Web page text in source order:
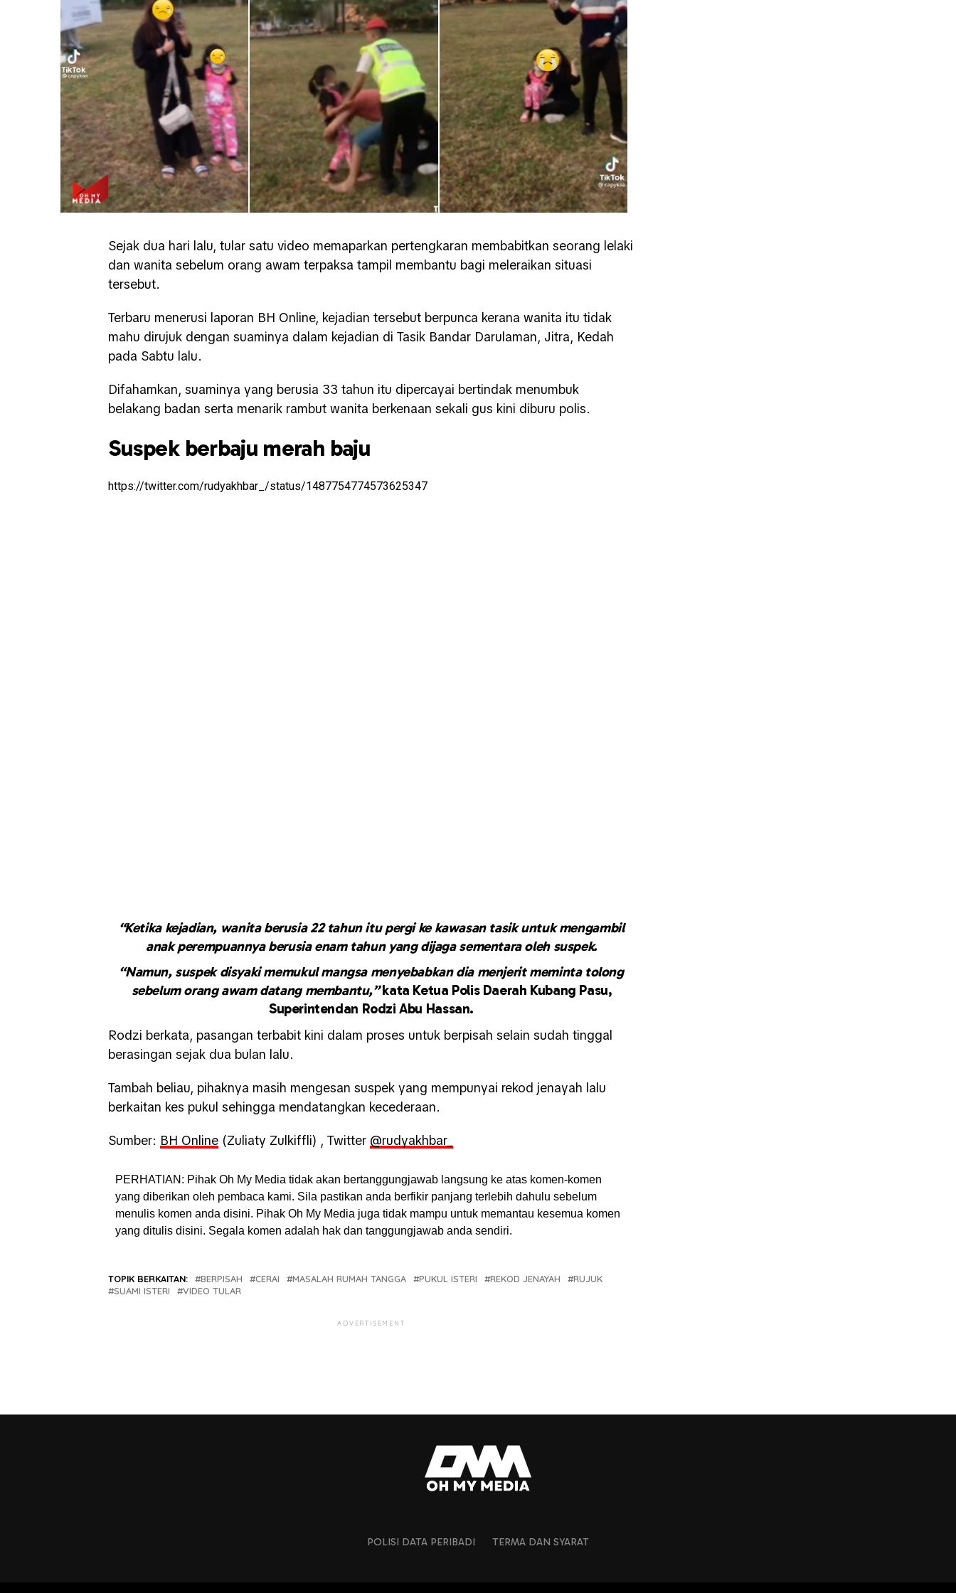
Sejak dua hari lalu, tular satu video memaparkan pertengkaran membabitkan seorang lelaki
dan wanita sebelum orang awam terpaksa tampil membantu bagi meleraikan situasi
tersebut.
Terbaru menerusi laporan BH Online, kejadian tersebut berpunca kerana wanita itu tidak
mahu dirujuk dengan suaminya dalam kejadian di Tasik Bandar Darulaman, Jitra, Kedah
pada Sabtu lalu.
Difahamkan, suaminya yang berusia 33 tahun itu dipercayai bertindak menumbuk
belakang badan serta menarik rambut wanita berkenaan sekali gus kini diburu polis.
Suspek berbaju merah baju
https://twitter.com/rudyakhbar_/status/1487754774573625347
“Ketika kejadian, wanita berusia 22 tahun itu pergi ke kawasan tasik untuk mengambil
anak perempuannya berusia enam tahun yang dijaga sementara oleh suspek.
“Namun, suspek disyaki memukul mangsa menyebabkan dia menjerit meminta tolong
sebelum orang awam datang membantu,”kata Ketua Polis Daerah Kubang Pasu,
Superintendan Rodzi Abu Hassan.
Rodzi berkata, pasangan terbabit kini dalam proses untuk berpisah selain sudah tinggal
berasingan sejak dua bulan lalu.
Tambah beliau, pihaknya masih mengesan suspek yang mempunyai rekod jenayah lalu
berkaitan kes pukul sehingga mendatangkan kecederaan.
Sumber: BH Online (Zuliaty Zulkiffli) , Twitter @rudyakhbar_
PERHATIAN: Pihak Oh My Media tidak akan bertanggungjawab langsung ke atas komen-komen
yang diberikan oleh pembaca kami. Sila pastikan anda berfikir panjang terlebih dahulu sebelum
menulis komen anda disini. Pihak Oh My Media juga tidak mampu untuk memantau kesemua komen
yang ditulis disini. Segala komen adalah hak dan tanggungjawab anda sendiri.
TOPIK BERKAITAN: BERPISAH CERAI MASALAH RUMAH TANGGA PUKUL ISTERI REKOD JENAYAH
RUJUK
SUAMI ISTERI
VIDEO TULAR
ADVERTISEMENT
POLISI DATA PERIBADI TERMA DAN SYARAT